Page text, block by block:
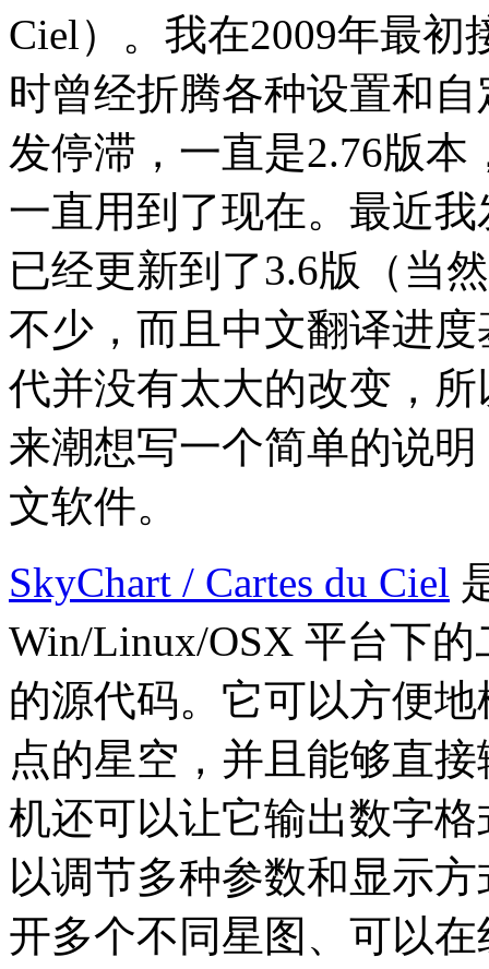
Ciel）。我在2009年最
时曾经折腾各种设置和
发停滞，一直是2.76版本
一直用到了现在。最近
已经更新到了3.6版（当
不少，而且中文翻译进
代并没有太大的改变，
来潮想写一个简单的说
文软件。
SkyChart / Cartes du Ciel
Win/Linux/OSX 平台下
的源代码。它可以方便
点的星空，并且能够直
机还可以让它输出数字
以调节多种参数和显示
开多个不同星图、可以